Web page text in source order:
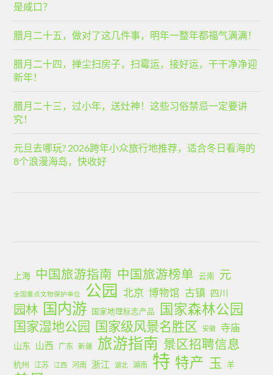
是咸口？
腊月二十五，做对了这几件事，明年一整年都福气满满！
腊月二十四，掸尘扫房子，扫霉运，接好运，干干净净迎
新年！
腊月二十三，过小年，送灶神！这些习俗禁忌一定要讲
究！
元旦去哪玩? 2026跨年小众旅行地推荐，适合冬日看海的
8个浪漫海岛，快收好
上海 中国旅游指南 中国旅游榜单 云南 元
全国重点文物保护单位 公园 北京 博物馆 古镇 四川
园林 国内游 国家地理标志产品 国家森林公园
国家湿地公园 国家级风景名胜区 安徽 寺庙
山东 山西 广东 新疆 旅游指南 景区招聘信息
杭州 江苏 江西 河南 浙江 湖北 湖南 特 特产 玉 羊